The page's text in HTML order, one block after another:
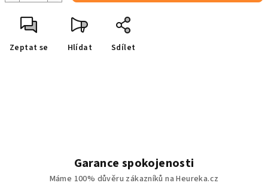
Zeptat se Hlídat Sdílet
Garance spokojenosti
Máme 100% důvěru zákazníků na Heureka.cz